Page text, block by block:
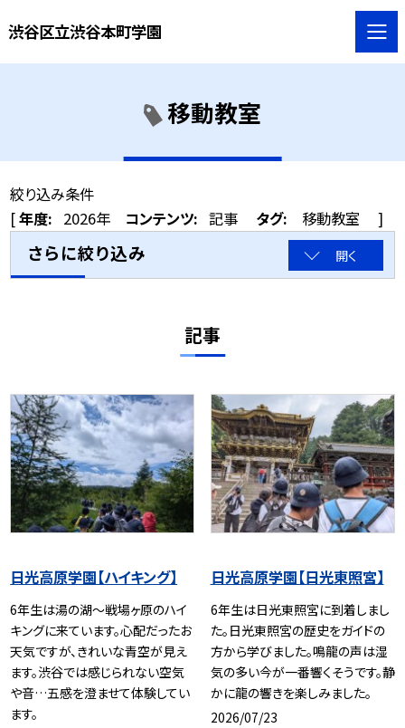
渋谷区立渋谷本町学園
移動教室
絞り込み条件
[年度: 2026年 コンテンツ: 記事 タグ: 移動教室 ]
さらに絞り込み 開く
記事
日光高原学園【ハイキング】
6年生は湯の湖〜戦場ヶ原のハイ
キングに来ています。心配だったお
天気ですが、きれいな青空が見え
ます。渋谷では感じられない空気
や音…五感を澄ませて体験してい
ます。
日光高原学園【日光東照宮】
6年生は日光東照宮に到着しまし
た。日光東照宮の歴史をガイドの
方から学びました。鳴龍の声は湿
気の多い今が一番響くそうです。静
かに龍の響きを楽しみました。
2026/07/23